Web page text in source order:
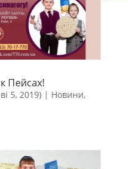
Пейсах!
5, 2019)| Новини,